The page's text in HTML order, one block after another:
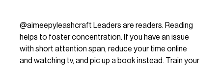
@aimeepyleashcraft Leaders are readers. Reading
helps to foster concentration. If you have an issue
with short attention span, reduce your time online
and watching tv, and pic up a book instead. Train your